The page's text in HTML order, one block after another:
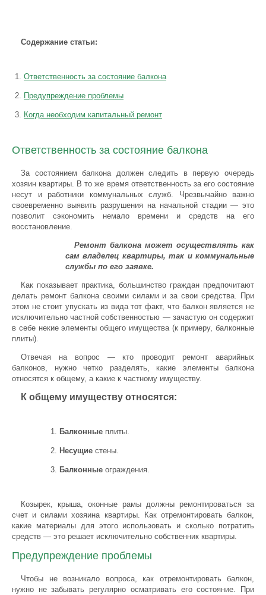
Содержание статьи:
Ответственность за состояние балкона
Предупреждение проблемы
Когда необходим капитальный ремонт
Ответственность за состояние балкона
За состоянием балкона должен следить в первую очередь
хозяин квартиры. В то же время ответственность за его состояние
несут и работники коммунальных служб. Чрезвычайно важно
своевременно выявить разрушения на начальной стадии — это
позволит сэкономить немало времени и средств на его
восстановление.
Ремонт балкона может осуществлять как
сам владелец квартиры, так и коммунальные
службы по его заявке.
Как показывает практика, большинство граждан предпочитают
делать ремонт балкона своими силами и за свои средства. При
этом не стоит упускать из вида тот факт, что балкон является не
исключительно частной собственностью — зачастую он содержит
в себе некие элементы общего имущества (к примеру, балконные
плиты).
Отвечая на вопрос — кто проводит ремонт аварийных
балконов, нужно четко разделять, какие элементы балкона
относятся к общему, а какие к частному имуществу.
К общему имуществу относятся:
Балконные плиты.
Несущие стены.
Балконные ограждения.
Козырек, крыша, оконные рамы должны ремонтироваться за
счет и силами хозяина квартиры. Как отремонтировать балкон,
какие материалы для этого использовать и сколько потратить
средств — это решает исключительно собственник квартиры.
Предупреждение проблемы
Чтобы не возникало вопроса, как отремонтировать балкон,
нужно не забывать регулярно осматривать его состояние. При